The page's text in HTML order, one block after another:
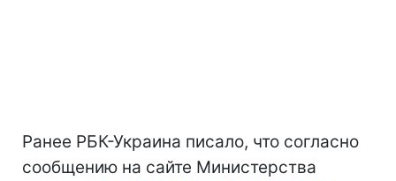
Ранее РБК-Украина писало, что согласно
сообщению на сайте Министерства